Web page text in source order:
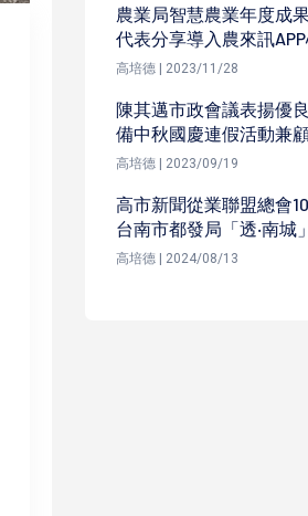
農業局智慧農業年度成
代表分享導入農來訊
高培德 | 2023/11/28
陳其邁市政會議表揚優
備中秋國慶連假活動兼
高培德 | 2023/09/19
高市新聞從業聯盟總會
台南市都發局「透‧南城
高培德 | 2024/08/13